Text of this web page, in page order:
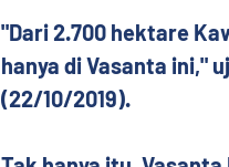
"‎Dari 2.700 hektare
hanya di Vasanta ini,"
(22/10/2019).